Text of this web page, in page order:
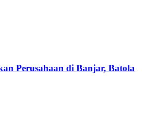
Perusahaan di Banjar, Batola